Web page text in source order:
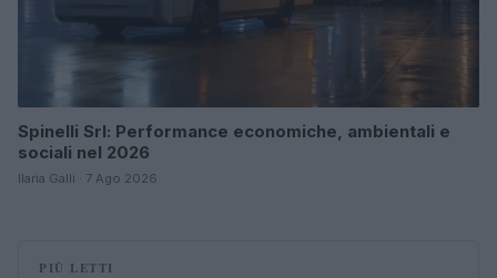
Spinelli Srl: Performance economiche, ambientali e
sociali nel 2026
Ilaria Galli · 7 Ago 2026
PIÙ LETTI